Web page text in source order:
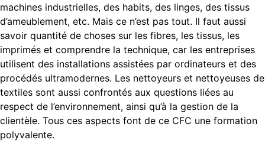
machines industrielles, des habits, des linges, des tissus
d’ameublement, etc. Mais ce n’est pas tout. Il faut aussi
savoir quantité de choses sur les fibres, les tissus, les
imprimés et comprendre la technique, car les entreprises
utilisent des installations assistées par ordinateurs et des
procédés ultramodernes. Les nettoyeurs et nettoyeuses de
textiles sont aussi confrontés aux questions liées au
respect de l’environnement, ainsi qu’à la gestion de la
clientèle. Tous ces aspects font de ce CFC une formation
polyvalente.